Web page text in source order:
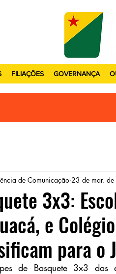
FILIAÇÕES GOVERNANÇA
3x3:
e
para o
de Comunicação 23 de mar.
de Basquete 3x3 das